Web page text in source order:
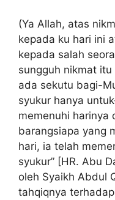
(Ya Allah, atas
kepada ku hari ini
kepada salah
sungguh nikmat
ada sekutu bagi-
syukur hanya
memenuhi harinya
barangsiapa yang
hari, ia telah
syukur” [HR. Abu
oleh Syaikh Abdul
tahqiqnya